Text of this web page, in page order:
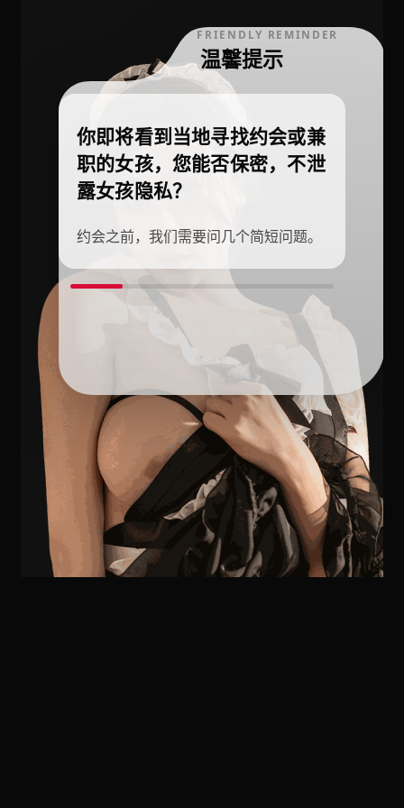
FRIENDLY REMINDER
温馨提示
你即将看到当地寻找约会或兼
职的女孩，您能否保密，不泄
露女孩隐私？
约会之前，我们需要问几个简短问题。